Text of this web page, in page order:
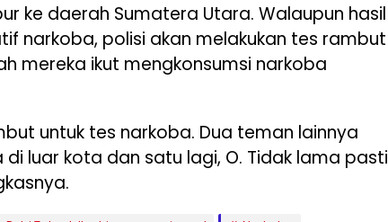
ke daerah Sumatera Utara. Walaupun hasil
narkoba, polisi akan melakukan tes rambut
mereka ikut mengkonsumsi narkoba
untuk tes narkoba. Dua teman lainnya
luar kota dan satu lagi, O. Tidak lama pasti